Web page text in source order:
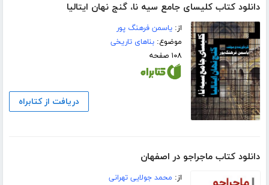
دانلود کتاب کلیسای جامع سیه نا، گنج نهان ایتالیا
از:یاسمن فرهنگ پور
موضوع:بناهای تاریخی
۱۰۸ صفحه
دریافت از کتابراه
دانلود کتاب ماجراجو در اصفهان
از: محمد جولایی تهرانی